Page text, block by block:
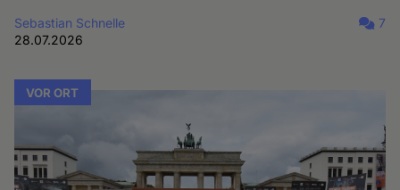
Sebastian Schnelle
28.07.2026
7
VOR ORT